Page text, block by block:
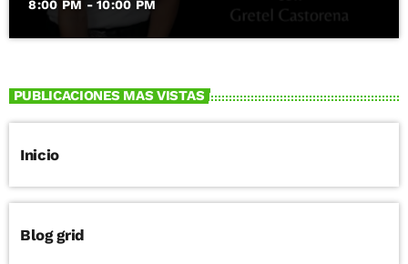
8:00 PM - 10:00 PM
PUBLICACIONES MAS VISTAS
Inicio
Blog grid